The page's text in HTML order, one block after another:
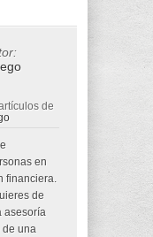
de
en
financiera.
de
asesoría
de una